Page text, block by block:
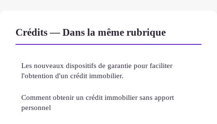
Crédits — Dans la même rubrique
Les nouveaux dispositifs de garantie pour faciliter
l'obtention d'un crédit immobilier.
Comment obtenir un crédit immobilier sans apport
personnel